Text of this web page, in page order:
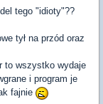
tego "idioty"??
tył na przód oraz
to wszystko wydaje
i program je
fajnie